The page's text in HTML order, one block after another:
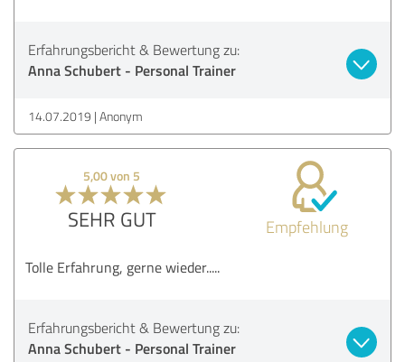
Erfahrungsbericht & Bewertung zu:
Anna Schubert - Personal Trainer
14.07.2019 Anonym
5,00 von 5
SEHR GUT Empfehlung
Tolle Erfahrung, gerne wieder.....
Erfahrungsbericht & Bewertung zu:
Anna Schubert - Personal Trainer